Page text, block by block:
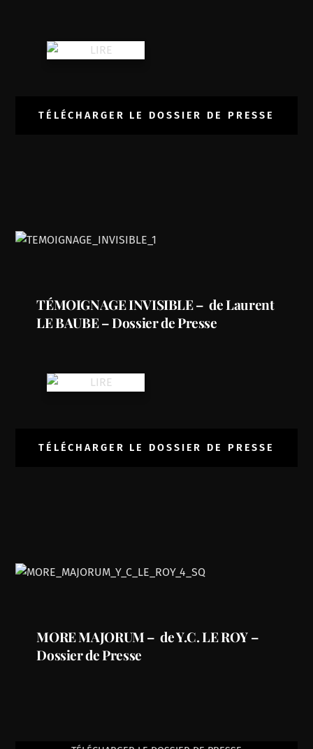
TÉLÉCHARGER LE DOSSIER DE PRESSE
TÉMOIGNAGE INVISIBLE – de Laurent
LE BAUBE – Dossier de Presse
TÉLÉCHARGER LE DOSSIER DE PRESSE
MORE MAJORUM – de Y.C. LE ROY –
Dossier de Presse